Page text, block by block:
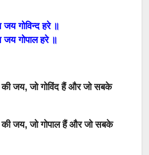
जय गोविन्द हरे ॥
जय गोपाल हरे ॥
की जय, जो गोविंद हैं और जो सबके
की जय, जो गोपाल हैं और जो सबके